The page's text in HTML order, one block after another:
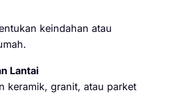
keindahan atau
Lantai
keramik, granit, atau parket